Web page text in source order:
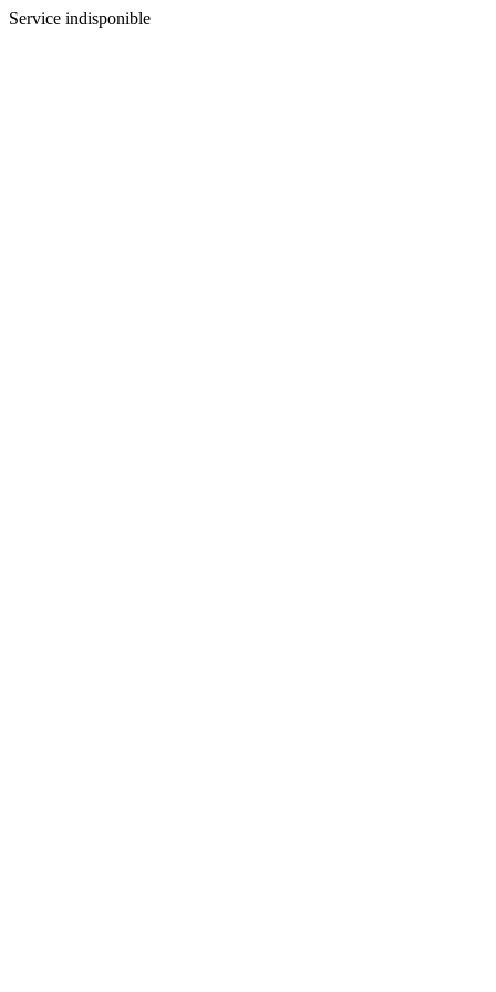
Service indisponible